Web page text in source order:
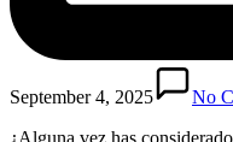
September 4, 2025
No
¿Alguna vez has